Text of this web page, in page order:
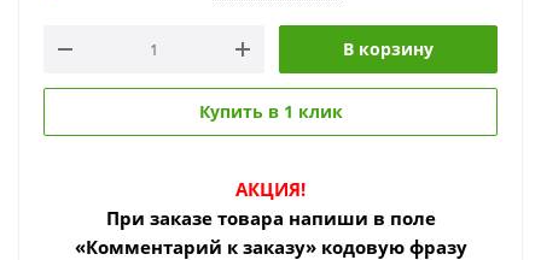
В корзину
Купить в 1 клик
АКЦИЯ!
При заказе товара напиши в поле
«Комментарий к заказу» кодовую фразу